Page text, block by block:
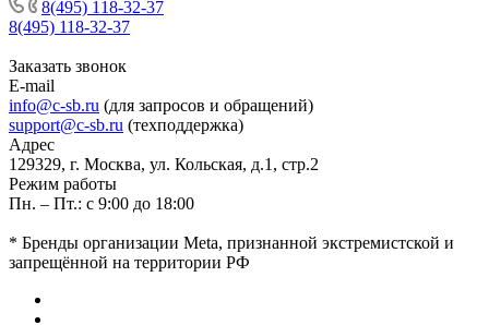
8(495) 118-32-37
8(495) 118-32-37
Заказать звонок
E-mail
info@c-sb.ru (для запросов и обращений)
support@c-sb.ru (техподдержка)
Адрес
129329, г. Москва, ул. Кольская, д.1, стр.2
Режим работы
Пн. – Пт.: с 9:00 до 18:00
* Бренды организации Meta, признанной экстремистской и
запрещённой на территории РФ